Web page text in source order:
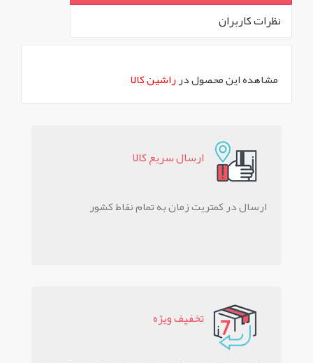
نظرات کاربران
مشاهده این محصول درراشین کالا
ارسال سريع کالا
ارسال در کمتریت زمان به تمام نقاط کشور
تخفيف ويژه